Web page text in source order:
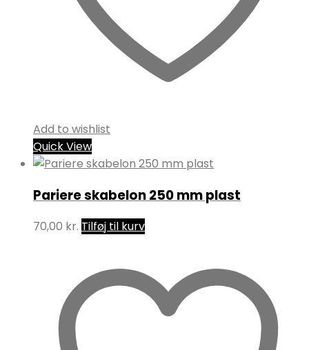
Add to wishlist
Quick View
Pariere skabelon 250 mm plast
70,00 kr. Tilføj til kurv